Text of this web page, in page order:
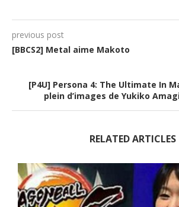
previous post
[BBCS2] Metal aime Makoto
[P4U] Persona 4: The Ultimate In
plein d’images de Yukiko
RELATED ARTICLES